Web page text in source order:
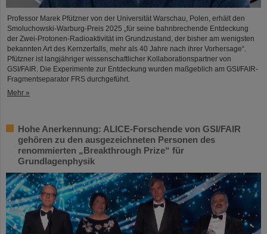
Professor Marek Pfützner von der Universität Warschau, Polen, erhält den
Smoluchowski-Warburg-Preis 2025 „für seine bahnbrechende Entdeckung
der Zwei-Protonen-Radioaktivität im Grundzustand, der bisher am wenigsten
bekannten Art des Kernzerfalls, mehr als 40 Jahre nach ihrer Vorhersage“.
Pfützner ist langjähriger wissenschaftlicher Kollaborationspartner von
GSI/FAIR. Die Experimente zur Entdeckung wurden maßgeblich am GSI/FAIR-
Fragmentseparator FRS durchgeführt.
Mehr »
Hohe Anerkennung: ALICE-Forschende von GSI/FAIR
gehören zu den ausgezeichneten Personen des
renommierten „Breakthrough Prize“ für
Grundlagenphysik